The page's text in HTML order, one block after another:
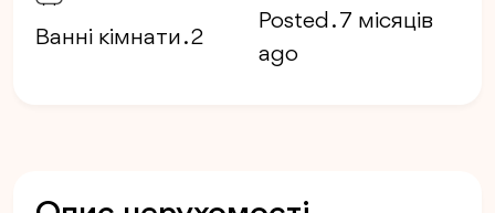
Ванні кімнати . 2
Posted . 7 місяців
ago